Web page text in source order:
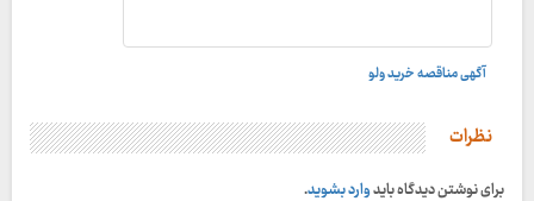
آگهی مناقصه خرید ولو
نظرات
برای نوشتن دیدگاه بایدوارد بشوید.